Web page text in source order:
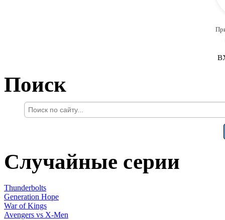
Поиск
Случайные серии
Thunderbolts
Generation Hope
War of Kings
Avengers vs X-Men